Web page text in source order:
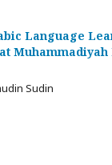
Language
Muhammadiyah
Sudin